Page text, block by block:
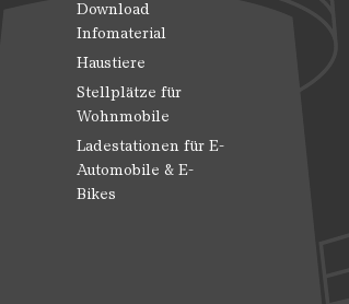
Download
Infomaterial
Haustiere
Stellplätze für
Wohnmobile
Ladestationen für E-
Automobile & E-
Bikes